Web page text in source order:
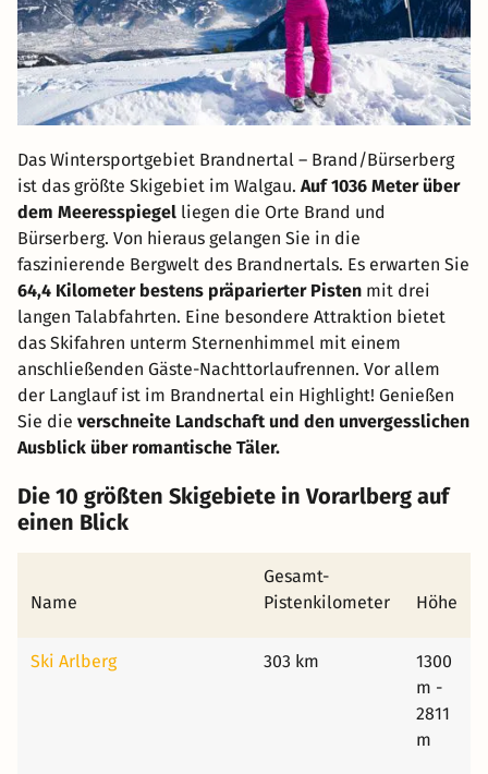
Das Wintersportgebiet Brandnertal – Brand/Bürserberg
ist das größte Skigebiet im Walgau. Auf 1036 Meter über
dem Meeresspiegel liegen die Orte Brand und
Bürserberg. Von hieraus gelangen Sie in die
faszinierende Bergwelt des Brandnertals. Es erwarten Sie
64,4 Kilometer bestens präparierter Pisten mit drei
langen Talabfahrten. Eine besondere Attraktion bietet
das Skifahren unterm Sternenhimmel mit einem
anschließenden Gäste-Nachttorlaufrennen. Vor allem
der Langlauf ist im Brandnertal ein Highlight! Genießen
Sie die verschneite Landschaft und den unvergesslichen
Ausblick über romantische Täler.
Die 10 größten Skigebiete in Vorarlberg auf
einen Blick
Name
Gesamt-
Pistenkilometer
Höhe
Ski Arlberg 303 km
1300
m -
2811
m